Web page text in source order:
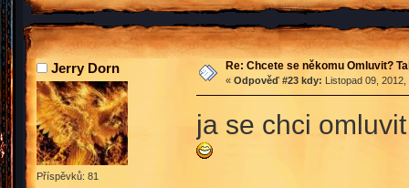
Jerry Dorn
Příspěvků: 81
Re: Chcete se někomu Omluvit?
« Odpověď #23 kdy: Listopad 09,
ja se chci